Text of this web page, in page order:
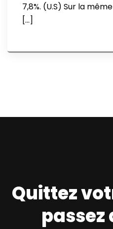
7,8%. (U.S) Sur la
[…]
Quittez
passez